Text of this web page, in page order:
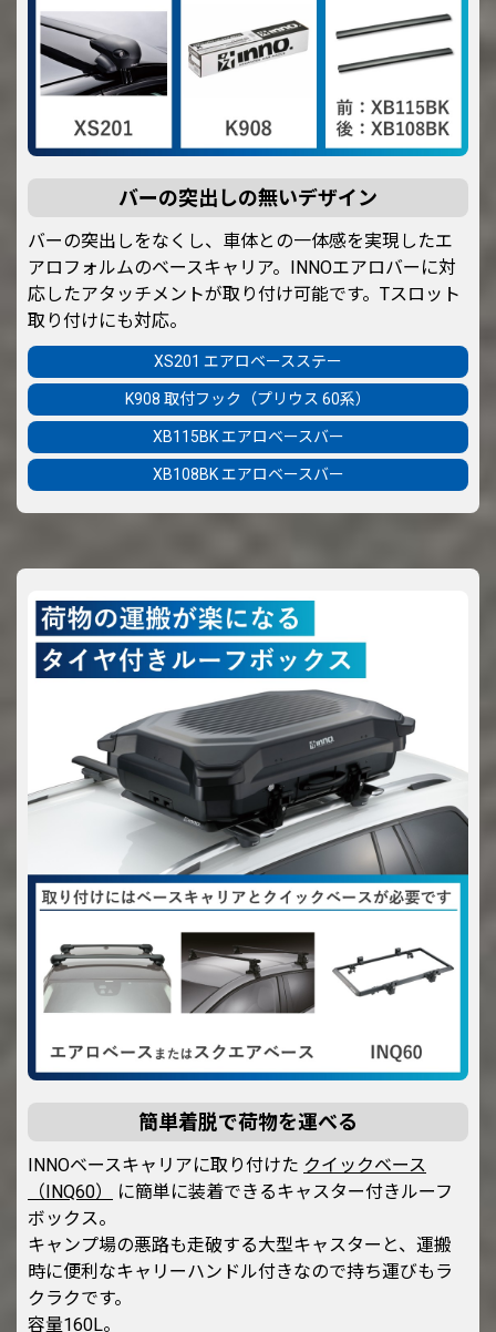
バーの突出しの無いデザイン
バーの突出しをなくし、車体との一体感を実現したエ
アロフォルムのベースキャリア。INNOエアロバーに対
応したアタッチメントが取り付け可能です。Tスロット
取り付けにも対応。
XS201 エアロベースステー
K908 取付フック（プリウス 60系）
XB115BK エアロベースバー
XB108BK エアロベースバー
簡単着脱で荷物を運べる
INNOベースキャリアに取り付けた クイックベース
（INQ60）
に簡単に装着できるキャスター付きルーフ
ボックス。
キャンプ場の悪路も走破する大型キャスターと、運搬
時に便利なキャリーハンドル付きなので持ち運びもラ
クラクです。
容量160L。